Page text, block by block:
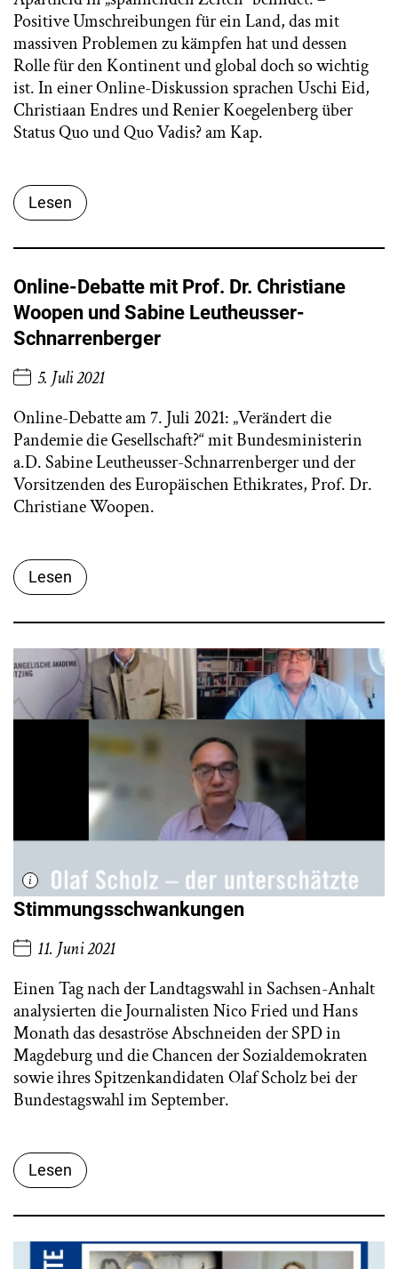
Positive Umschreibungen für ein Land, das mit
massiven Problemen zu kämpfen hat und dessen
Rolle für den Kontinent und global doch so wichtig
ist. In einer Online-Diskussion sprachen Uschi Eid,
Christiaan Endres und Renier Koegelenberg über
Status Quo und Quo Vadis? am Kap.
Lesen
Online-Debatte mit Prof. Dr. Christiane
Woopen und Sabine Leutheusser-
Schnarrenberger
5. Juli 2021
Online-Debatte am 7. Juli 2021: „Verändert die
Pandemie die Gesellschaft?“ mit Bundesministerin
a.D. Sabine Leutheusser-Schnarrenberger und der
Vorsitzenden des Europäischen Ethikrates, Prof. Dr.
Christiane Woopen.
Lesen
Stimmungsschwankungen
11. Juni 2021
Einen Tag nach der Landtagswahl in Sachsen-Anhalt
analysierten die Journalisten Nico Fried und Hans
Monath das desaströse Abschneiden der SPD in
Magdeburg und die Chancen der Sozialdemokraten
sowie ihres Spitzenkandidaten Olaf Scholz bei der
Bundestagswahl im September.
Lesen